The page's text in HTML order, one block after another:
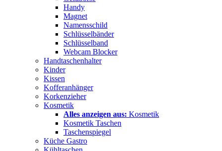
Handy
Magnet
Namensschild
Schlüsselbänder
Schlüsselband
Webcam Blocker
Handtaschenhalter
Kinder
Kissen
Kofferanhänger
Korkenzieher
Kosmetik
Alles anzeigen aus: Kosmetik
Kosmetik Taschen
Taschenspiegel
Küche Gastro